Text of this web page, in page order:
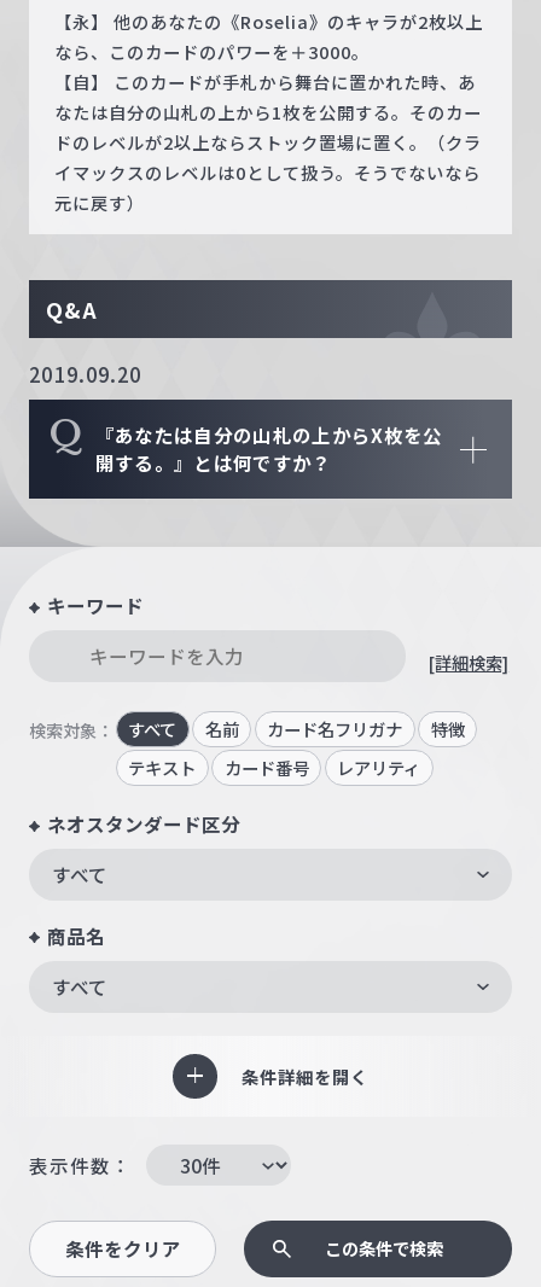
【永】 他のあなたの《Roselia》のキャラが2枚以上
なら、このカードのパワーを＋3000。
【自】 このカードが手札から舞台に置かれた時、あ
なたは自分の山札の上から1枚を公開する。そのカー
ドのレベルが2以上ならストック置場に置く。（クラ
イマックスのレベルは0として扱う。そうでないなら
元に戻す）
Q&A
2019.09.20
Q
『あなたは自分の山札の上からX枚を公
開する。』とは何ですか？
キーワード
[詳細検索]
検索対象： すべて 名前 カード名フリガナ
特徴
テキスト
カード番号 レアリティ
ネオスタンダード区分
すべて
商品名
すべて
条件詳細を開く
表示件数：
条件をクリア この条件で検索